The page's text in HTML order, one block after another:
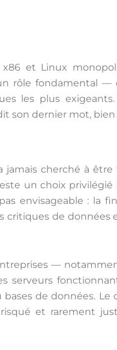
et Linux
rôle fondamental —
les plus
son dernier mot, bien
jamais cherché à
un choix privilégié
envisageable : la
critiques de données
—
serveurs
de données. Le
et rarement